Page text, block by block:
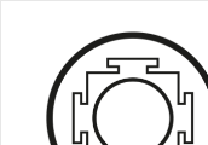
contenido